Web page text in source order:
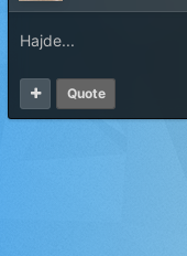
Hajde...
Quote